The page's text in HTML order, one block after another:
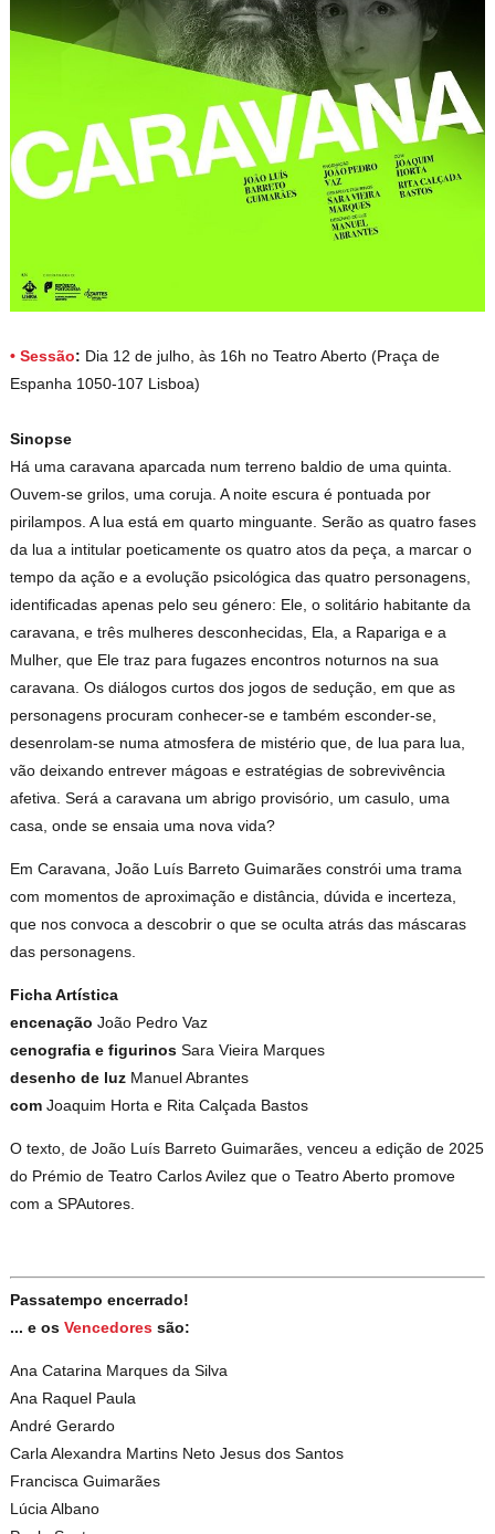
• Sessão: Dia 12 de julho, às 16h no Teatro Aberto (Praça de
Espanha 1050-107 Lisboa)
Sinopse
Há uma caravana aparcada num terreno baldio de uma quinta.
Ouvem-se grilos, uma coruja. A noite escura é pontuada por
pirilampos. A lua está em quarto minguante. Serão as quatro fases
da lua a intitular poeticamente os quatro atos da peça, a marcar o
tempo da ação e a evolução psicológica das quatro personagens,
identificadas apenas pelo seu género: Ele, o solitário habitante da
caravana, e três mulheres desconhecidas, Ela, a Rapariga e a
Mulher, que Ele traz para fugazes encontros noturnos na sua
caravana. Os diálogos curtos dos jogos de sedução, em que as
personagens procuram conhecer-se e também esconder-se,
desenrolam-se numa atmosfera de mistério que, de lua para lua,
vão deixando entrever mágoas e estratégias de sobrevivência
afetiva. Será a caravana um abrigo provisório, um casulo, uma
casa, onde se ensaia uma nova vida?
Em Caravana, João Luís Barreto Guimarães constrói uma trama
com momentos de aproximação e distância, dúvida e incerteza,
que nos convoca a descobrir o que se oculta atrás das máscaras
das personagens.
Ficha Artística
encenação João Pedro Vaz
cenografia e figurinos Sara Vieira Marques
desenho de luz Manuel Abrantes
com Joaquim Horta e Rita Calçada Bastos
O texto, de João Luís Barreto Guimarães, venceu a edição de 2025
do Prémio de Teatro Carlos Avilez que o Teatro Aberto promove
com a SPAutores.
Passatempo encerrado!
... e osVencedores são:
Ana Catarina Marques da Silva
Ana Raquel Paula
André Gerardo
Carla Alexandra Martins Neto Jesus dos Santos
Francisca Guimarães
Lúcia Albano